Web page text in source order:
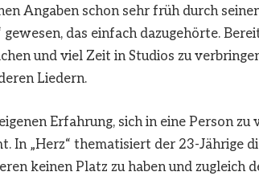
Angaben schon sehr früh durch
das einfach dazugehörte.
und viel Zeit in Studios zu
Liedern.
Erfahrung, sich in eine Person zu
In „Herz“ thematisiert der 23-Jährige
keinen Platz zu haben und zugleich